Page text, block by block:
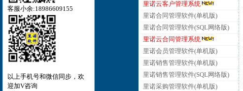
里诺云客户管理系统
里诺合同管理软件(单机版)
里诺合同管理软件(SQL网络版)
里诺云合同管理系统
里诺会员管理软件(单机版)
里诺销售管理软件(单机版)
里诺销售管理软件(SQL网络版)
里诺采购管理软件(单机版)
客服小余:18986609155
以上手机号和微信同步，欢
迎加V咨询